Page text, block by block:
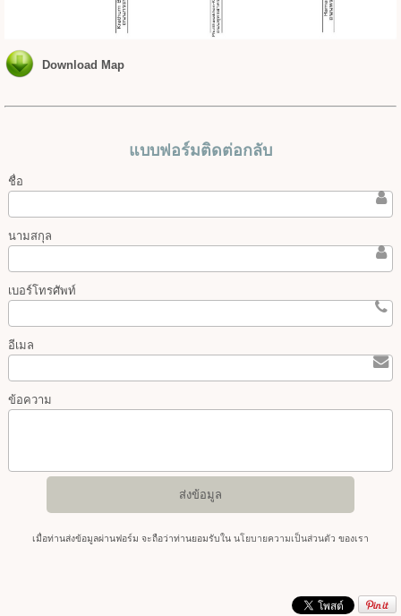
Download Map
แบบฟอร์มติดต่อกลับ
ชื่อ
นามสกุล
เบอร์โทรศัพท์
อีเมล
ข้อความ
เมื่อท่านส่งข้อมูลผ่านฟอร์ม จะถือว่าท่านยอมรับในนโยบายความเป็นส่วนตัว ของเรา